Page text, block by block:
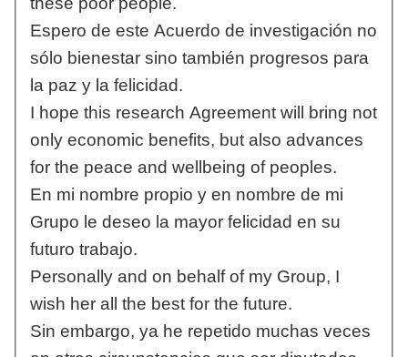
Espero de este Acuerdo de investigación no
sólo bienestar sino también progresos para
la paz y la felicidad.
I hope this research Agreement will bring not
only economic benefits, but also advances
for the peace and wellbeing of peoples.
En mi nombre propio y en nombre de mi
Grupo le deseo la mayor felicidad en su
futuro trabajo.
Personally and on behalf of my Group, I
wish her all the best for the future.
Sin embargo, ya he repetido muchas veces